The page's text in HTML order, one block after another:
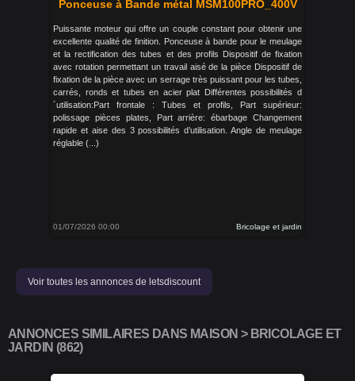
Ponceuse à Bande métal MSM100PRO_400V
Puissante moteur qui offre un couple constant pour obtenir une
excellente qualité de finition. Ponceuse à bande pour le meulage
et la rectification des tubes et des profils Dispositif de fixation
avec rotation permettant un travail aisé de la pièce Dispositif de
fixation de la pièce avec un serrage très puissant pour les tubes,
carrés, ronds et tubes en acier plat Différentes possibilités d
´utilisation:Part frontale : Tubes et profils, Part supérieur:
polissage pièces plates, Part arrière: ébarbage Changement
rapide et aise des 3 possibilités d’utilisation. Angle de meulage
réglable (...)
01/07/2026 00:00 Bricolage et jardin
Voir toutes les annonces de letsdiscount
ANNONCES SIMILAIRES DANS MAISON > BRICOLAGE ET
JARDIN (862)